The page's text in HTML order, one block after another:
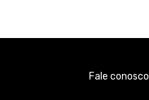
Fale conosco